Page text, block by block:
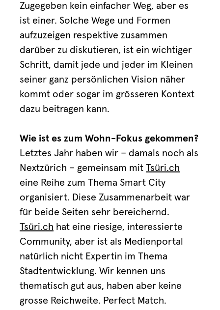
Zugegeben kein einfacher Weg, aber es
ist einer. Solche Wege und Formen
aufzuzeigen respektive zusammen
darüber zu diskutieren, ist ein wichtiger
Schritt, damit jede und jeder im Kleinen
seiner ganz persönlichen Vision näher
kommt oder sogar im grösseren Kontext
dazu beitragen kann.
Wie ist es zum Wohn-Fokus gekommen?
Letztes Jahr haben wir – damals noch als
Nextzürich – gemeinsam mit Tsüri.ch
eine Reihe zum Thema Smart City
organisiert. Diese Zusammenarbeit war
für beide Seiten sehr bereichernd.
Tsüri.ch hat eine riesige, interessierte
Community, aber ist als Medienportal
natürlich nicht Expertin im Thema
Stadtentwicklung. Wir kennen uns
thematisch gut aus, haben aber keine
grosse Reichweite. Perfect Match.